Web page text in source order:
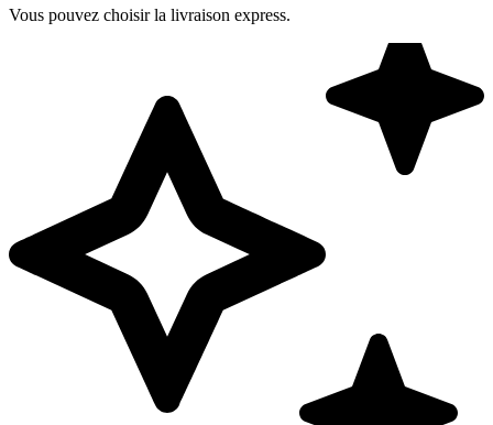
Vous pouvez choisir la livraison express.